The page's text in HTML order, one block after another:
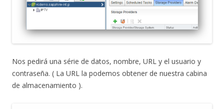
Nos pedirá una série de datos, nombre, URL y el usuario y
contraseña. ( La URL la podemos obtener de nuestra cabina
de almacenamiento ).